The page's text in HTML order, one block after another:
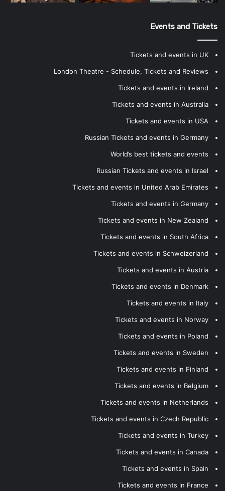
Events and Tickets
Tickets and events in UK
London Theatre - Schedule, Tickets and Reviews
Tickets and events in Ireland
Tickets and events in Australia
Tickets and events in USA
Russian Tickets and events in Germany
World’s best tickets and events
Russian Tickets and events in Israel
Tickets and events in United Arab Emirates
Tickets and events in Germany
Tickets and events in New Zealand
Tickets and events in South Africa
Tickets and events in Schweizerland
Tickets and events in Austria
Tickets and events in Denmark
Tickets and events in Italy
Tickets and events in Norway
Tickets and events in Poland
Tickets and events in Sweden
Tickets and events in Finland
Tickets and events in Belgium
Tickets and events in Netherlands
Tickets and events in Czech Republic
Tickets and events in Turkey
Tickets and events in Canada
Tickets and events in Spain
Tickets and events in France